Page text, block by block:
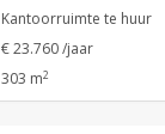
Kantoorruimte te huur
€ 23.760 /jaar
303 m2